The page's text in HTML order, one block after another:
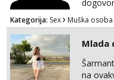
dio
Kategorija: Sex Muška
Mlada
na